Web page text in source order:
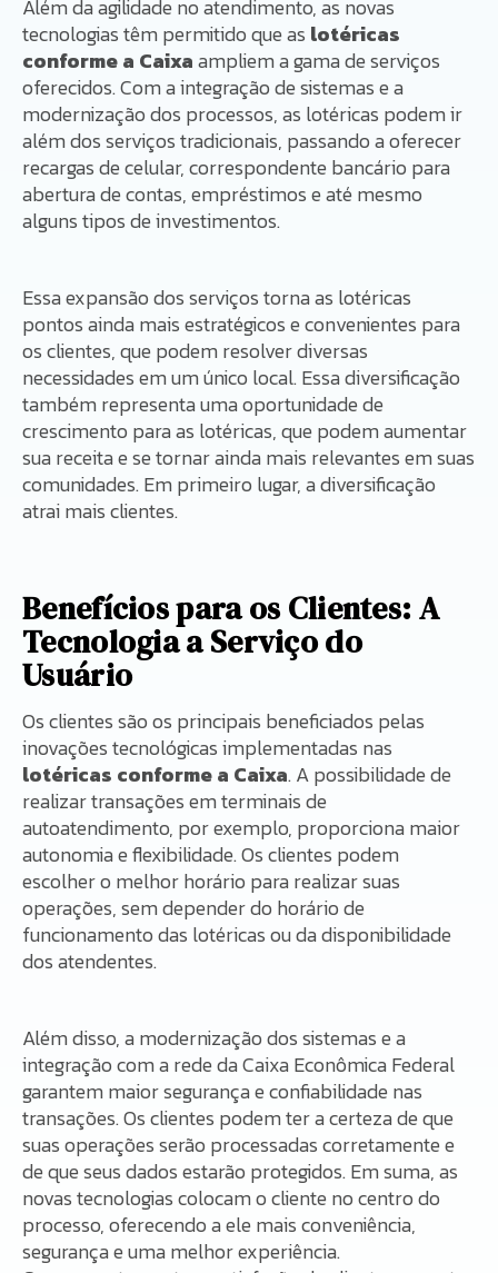
Além da agilidade no atendimento, as novas
tecnologias têm permitido que as lotéricas
conforme a Caixaampliem a gama de serviços
oferecidos. Com a integração de sistemas e a
modernização dos processos, as lotéricas podem ir
além dos serviços tradicionais, passando a oferecer
recargas de celular, correspondente bancário para
abertura de contas, empréstimos e até mesmo
alguns tipos de investimentos.
Essa expansão dos serviços torna as lotéricas
pontos ainda mais estratégicos e convenientes para
os clientes, que podem resolver diversas
necessidades em um único local. Essa diversificação
também representa uma oportunidade de
crescimento para as lotéricas, que podem aumentar
sua receita e se tornar ainda mais relevantes em suas
comunidades. Em primeiro lugar, a diversificação
atrai mais clientes.
Benefícios para os Clientes: A
Tecnologia a Serviço do
Usuário
Os clientes são os principais beneficiados pelas
inovações tecnológicas implementadas nas
lotéricas conforme a Caixa. A possibilidade de
realizar transações em terminais de
autoatendimento, por exemplo, proporciona maior
autonomia e flexibilidade. Os clientes podem
escolher o melhor horário para realizar suas
operações, sem depender do horário de
funcionamento das lotéricas ou da disponibilidade
dos atendentes.
Além disso, a modernização dos sistemas e a
integração com a rede da Caixa Econômica Federal
garantem maior segurança e confiabilidade nas
transações. Os clientes podem ter a certeza de que
suas operações serão processadas corretamente e
de que seus dados estarão protegidos. Em suma, as
novas tecnologias colocam o cliente no centro do
processo, oferecendo a ele mais conveniência,
segurança e uma melhor experiência.